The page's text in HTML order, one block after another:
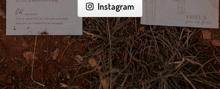
Instagram